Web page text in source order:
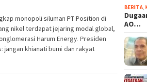
monopoli siluman PT Position di
nikel terdapat jejaring modal global,
Harum Energy. Presiden
khianati bumi dan rakyat
BERITA
AO…